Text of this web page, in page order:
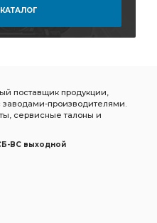
поставщик продукции,
заводами-производителями.
сервисные талоны и
ВС выходной